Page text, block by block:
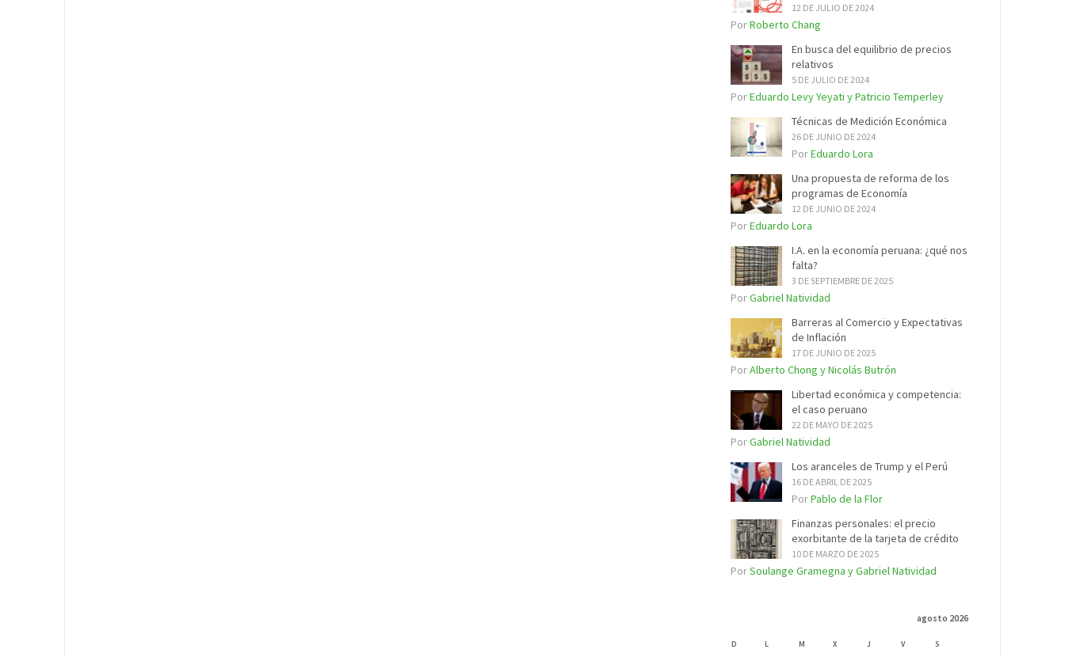
12 DE JULIO DE 2024
PorRoberto Chang
En busca del equilibrio de precios
relativos
5 DE JULIO DE 2024
PorEduardo Levy Yeyati y Patricio Temperley
Técnicas de Medición Económica
26 DE JUNIO DE 2024
PorEduardo Lora
Una propuesta de reforma de los
programas de Economía
12 DE JUNIO DE 2024
PorEduardo Lora
I.A. en la economía peruana: ¿qué nos
falta?
3 DE SEPTIEMBRE DE 2025
PorGabriel Natividad
Barreras al Comercio y Expectativas
de Inflación
17 DE JUNIO DE 2025
PorAlberto Chong y Nicolás Butrón
Libertad económica y competencia:
el caso peruano
22 DE MAYO DE 2025
PorGabriel Natividad
Los aranceles de Trump y el Perú
16 DE ABRIL DE 2025
PorPablo de la Flor
Finanzas personales: el precio
exorbitante de la tarjeta de crédito
10 DE MARZO DE 2025
PorSoulange Gramegna y Gabriel Natividad
agosto 2026
D L M X J V S